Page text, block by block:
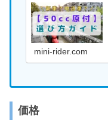
mini-rider.com
価格